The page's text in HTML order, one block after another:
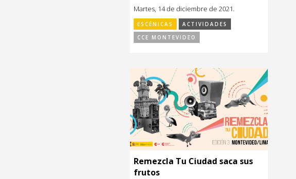
Martes, 14 de diciembre de 2021.
ESCÉNICAS
ACTIVIDADES
CCE MONTEVIDEO
Remezcla Tu Ciudad saca sus
frutos